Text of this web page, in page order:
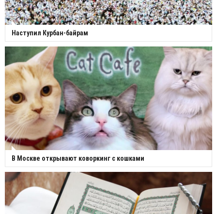
Наступил Курбан-байрам
В Москве открывают коворкинг с кошками